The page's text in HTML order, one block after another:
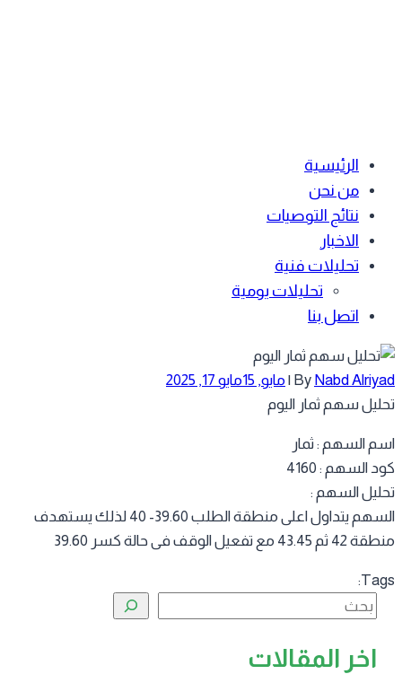
الرئيسية
من نحن
نتائج التوصيات
الاخبار
تحليلات فنية
تحليلات يومية
اتصل بنا
ByNabd
|مايو, 15
مايو 17, 2025
سهم ثمار اليوم
السهم : ثمار
السهم : 4160
السهم :
السهم يتداول اعلى منطقة الطلب 39.60- 40 لذلك يستهدف
مع تفعيل الوقف فى حالة كسر 39.60
البحث
اخر المقالات